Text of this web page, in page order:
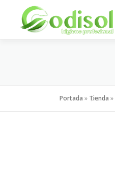
contenido
Portada » Tienda »